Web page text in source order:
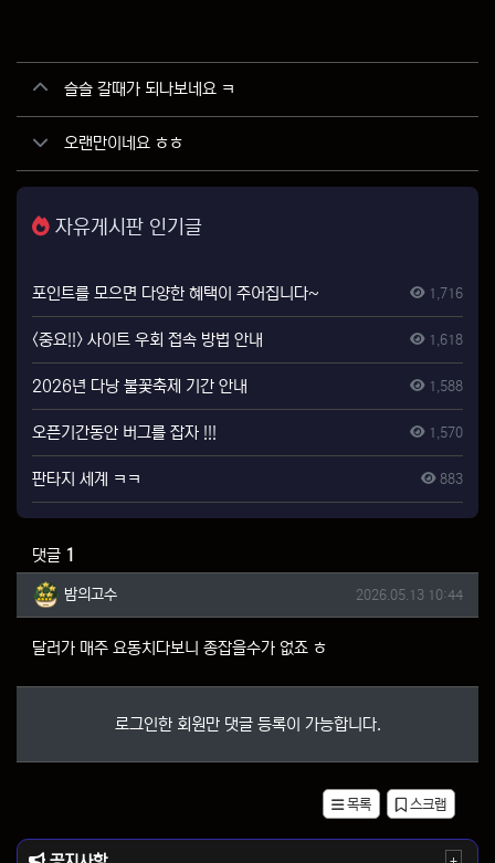
관련자료
슬슬 갈때가 되나보네요 ㅋ
오랜만이네요 ㅎㅎ
자유게시판 인기글
포인트를 모으면 다양한 혜택이 주어집니다~ 1,716
<중요!!> 사이트 우회 접속 방법 안내 1,618
2026년 다낭 불꽃축제 기간 안내 1,588
오픈기간동안 버그를 잡자 !!! 1,570
판타지 세계 ㅋㅋ 883
댓글 1
밤의고수님의 댓글
밤의고수 작성일
2026.05.13 10:44
달러가 매주 요동치다보니 종잡을수가 없죠 ㅎ
로그인한 회원만 댓글 등록이 가능합니다.
목록 스크랩